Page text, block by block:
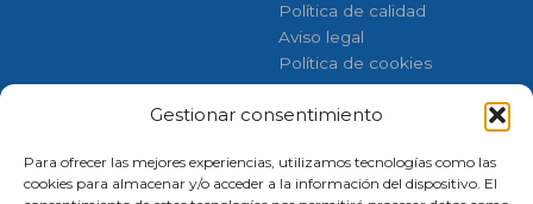
Gestionar consentimiento
Para ofrecer las mejores experiencias, utilizamos tecnologías como las
cookies para almacenar y/o acceder a la información del dispositivo. El
Política de calidad
Aviso legal
Política de cookies
Instagram
Linkedin
Tiktok